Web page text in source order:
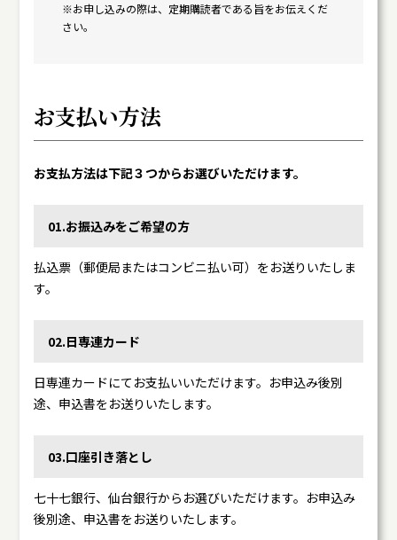
※お申し込みの際は、定期購読者である旨をお伝えくだ
さい。
お支払い方法
お支払方法は下記３つからお選びいただけます。
01.お振込みをご希望の方
払込票（郵便局またはコンビニ払い可）をお送りいたしま
す。
02.日専連カード
日専連カードにてお支払いいただけます。お申込み後別
途、申込書をお送りいたします。
03.口座引き落とし
七十七銀行、仙台銀行からお選びいただけます。お申込み
後別途、申込書をお送りいたします。